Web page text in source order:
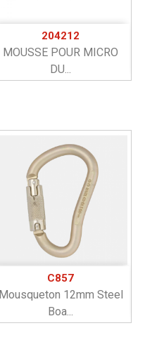
204212
MOUSSE POUR MICRO
DU...
C857
Mousqueton 12mm Steel
Boa...